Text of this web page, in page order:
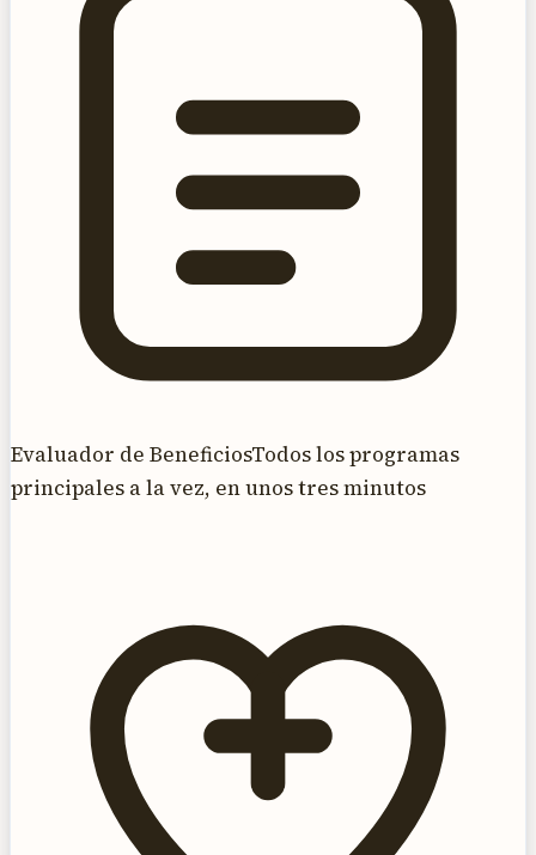
Evaluador de BeneficiosTodos los programas
principales a la vez, en unos tres minutos